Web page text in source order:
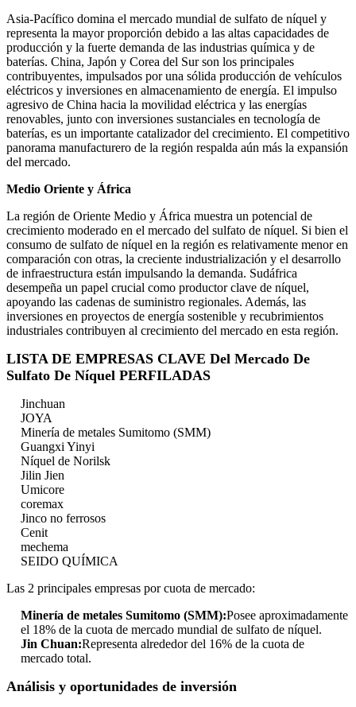
Asia-Pacífico domina el mercado mundial de sulfato de níquel y
representa la mayor proporción debido a las altas capacidades de
producción y la fuerte demanda de las industrias química y de
baterías. China, Japón y Corea del Sur son los principales
contribuyentes, impulsados ​​por una sólida producción de vehículos
eléctricos y inversiones en almacenamiento de energía. El impulso
agresivo de China hacia la movilidad eléctrica y las energías
renovables, junto con inversiones sustanciales en tecnología de
baterías, es un importante catalizador del crecimiento. El competitivo
panorama manufacturero de la región respalda aún más la expansión
del mercado.
Medio Oriente y África
La región de Oriente Medio y África muestra un potencial de
crecimiento moderado en el mercado del sulfato de níquel. Si bien el
consumo de sulfato de níquel en la región es relativamente menor en
comparación con otras, la creciente industrialización y el desarrollo
de infraestructura están impulsando la demanda. Sudáfrica
desempeña un papel crucial como productor clave de níquel,
apoyando las cadenas de suministro regionales. Además, las
inversiones en proyectos de energía sostenible y recubrimientos
industriales contribuyen al crecimiento del mercado en esta región.
LISTA DE EMPRESAS CLAVE Del Mercado De
Sulfato De Níquel PERFILADAS
Jinchuan
JOYA
Minería de metales Sumitomo (SMM)
Guangxi Yinyi
Níquel de Norilsk
Jilin Jien
Umicore
coremax
Jinco no ferrosos
Cenit
mechema
SEIDO QUÍMICA
Las 2 principales empresas por cuota de mercado:
Minería de metales Sumitomo (SMM):Posee aproximadamente
el 18% de la cuota de mercado mundial de sulfato de níquel.
Jin Chuan:Representa alrededor del 16% de la cuota de
mercado total.
Análisis y oportunidades de inversión